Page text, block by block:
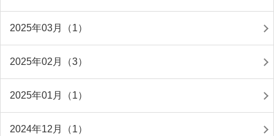
2025年03月（1）
2025年02月（3）
2025年01月（1）
2024年12月（1）